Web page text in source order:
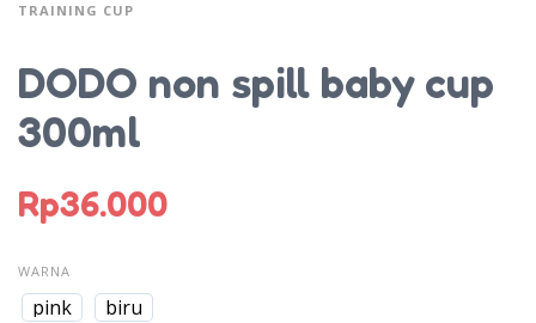
TRAINING CUP
DODO non spill baby cup
300ml
Rp36.000
WARNA
pink biru